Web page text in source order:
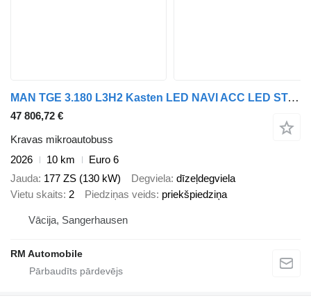
MAN TGE 3.180 L3H2 Kasten LED NAVI ACC LED STANDHZ
47 806,72 €
Kravas mikroautobuss
2026
10 km
Euro 6
Jauda 177 ZS (130 kW) Degviela dīzeļdegviela
Vietu skaits 2 Piedziņas veids priekšpiedziņa
Vācija, Sangerhausen
RM Automobile